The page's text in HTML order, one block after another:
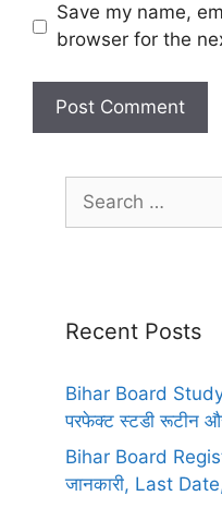
Save my name,
browser for the
Recent Posts
Bihar Board
परफेक्ट स्टडी रूटीन
Bihar Board
जानकारी, Last